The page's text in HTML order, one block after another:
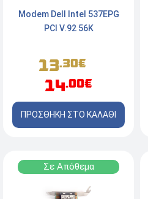
Modem Dell Intel 537EPG
PCI V.92 56K
13.30€
14.00€
ΠΡΟΣΘΗΚΗ ΣΤΟ ΚΑΛΑΘΙ
Σε Απόθεμα